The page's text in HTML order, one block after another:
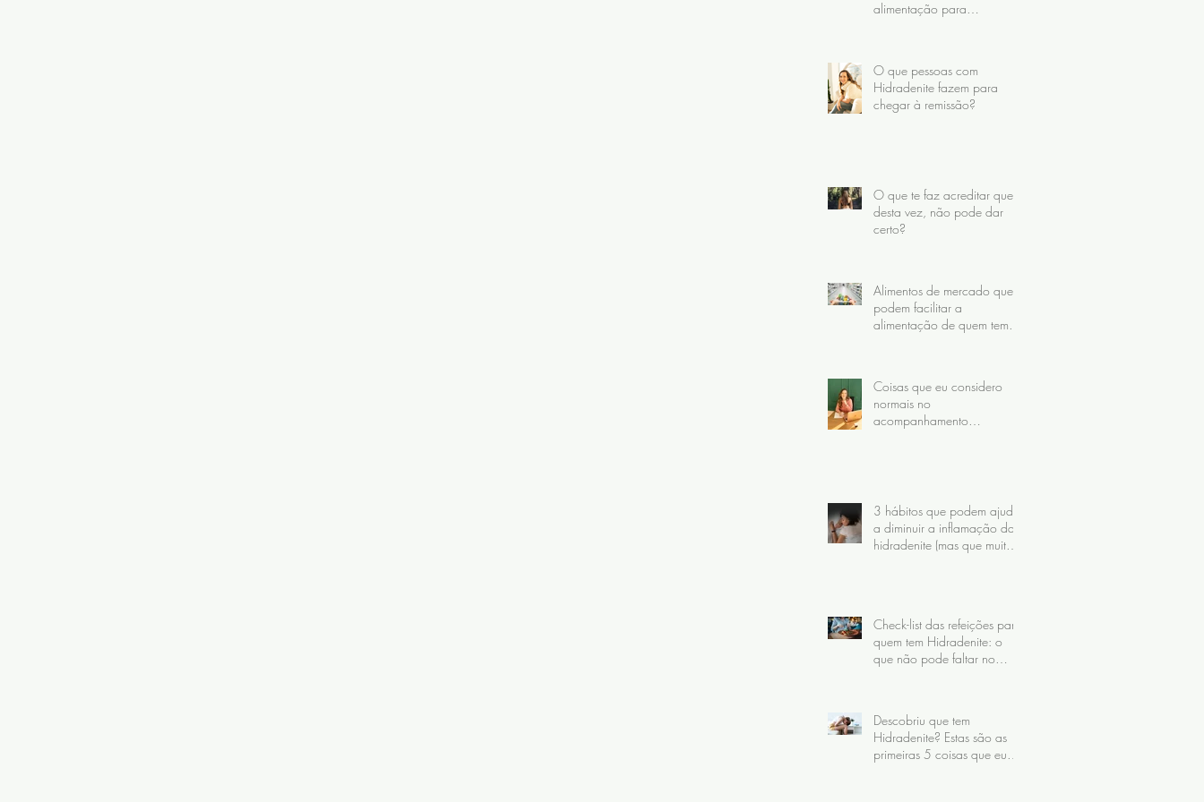
alimentação para
O que pessoas com
Hidradenite fazem para
chegar à remissão?
O que te faz acreditar que,
desta vez, não pode dar
certo?
Alimentos de mercado que
podem facilitar a
alimentação de quem tem
Coisas que eu considero
normais no
acompanhamento
3 hábitos que podem ajudar
a diminuir a inflamação da
hidradenite (mas que muita
Check-list das refeições para
quem tem Hidradenite: o
que não pode faltar no
Descobriu que tem
Hidradenite? Estas são as
primeiras 5 coisas que eu